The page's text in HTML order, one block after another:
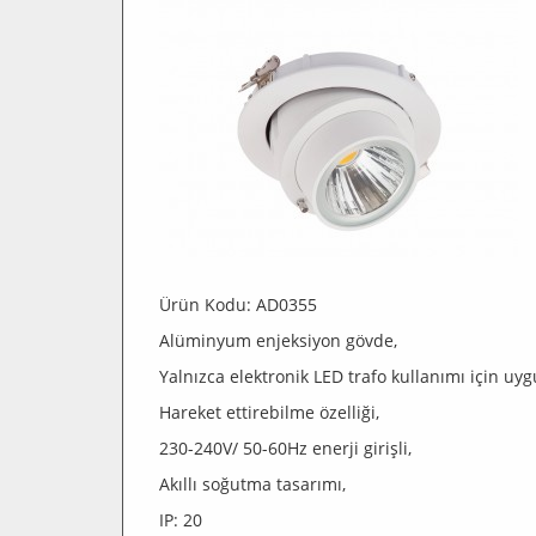
Ürün Kodu: AD0355
Alüminyum enjeksiyon gövde,
Yalnızca elektronik LED trafo kullanımı için
Hareket ettirebilme özelliği,
230-240V/ 50-60Hz enerji girişli,
Akıllı soğutma tasarımı,
IP: 20